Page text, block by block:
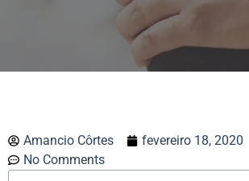
Amancio Côrtes fevereiro 18, 2020
No Comments